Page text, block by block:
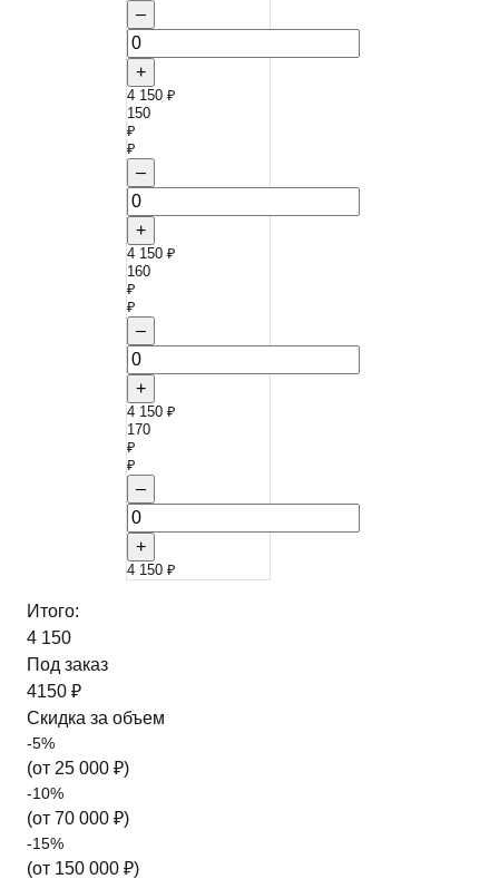
–
+
4 150 ₽
150
₽
₽
–
+
4 150 ₽
160
₽
₽
–
+
4 150 ₽
170
₽
₽
–
+
4 150 ₽
Итого:
4 150
Под заказ
4150 ₽
Скидка за объем
-5%
(от 25 000 ₽)
-10%
(от 70 000 ₽)
-15%
(от 150 000 ₽)